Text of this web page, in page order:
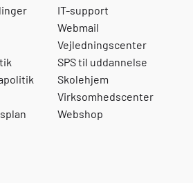
IT-support
Webmail
Vejledningscenter
SPS til uddannelse
Skolehjem
Virksomhedscenter
Webshop